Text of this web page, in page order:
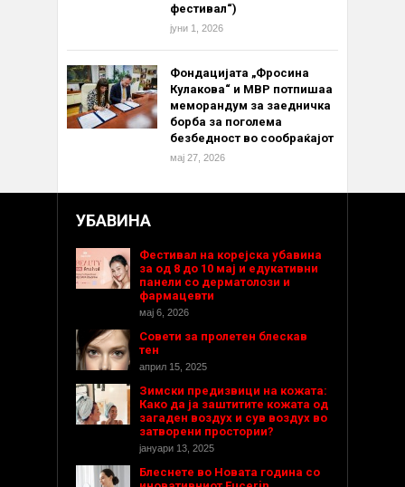
фестивал“)
јуни 1, 2026
Фондацијата „Фросина
Кулакова“ и МВР потпишаа
меморандум за заедничка
борба за поголема
безбедност во сообраќајот
мај 27, 2026
УБАВИНА
Фестивал на корејска убавина
за од 8 до 10 мај и едукативни
панели со дерматолози и
фармацевти
мај 6, 2026
Совети за пролетен блескав
тен
април 15, 2025
Зимски предизвици на кожата:
Како да ја заштитите кожата од
загаден воздух и сув воздух во
затворени простории?
јануари 13, 2025
Блеснете во Новата година со